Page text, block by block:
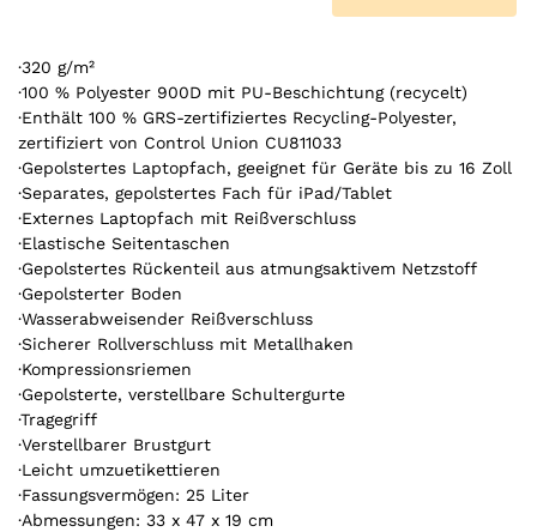
r
t
i
k
e
l
.
Y
o
u
r
t
o
t
a
l
i
s
·320 g/m²
·100 % Polyester 900D mit PU-Beschichtung (recycelt)
·Enthält 100 % GRS-zertifiziertes Recycling-Polyester,
zertifiziert von Control Union CU811033
·Gepolstertes Laptopfach, geeignet für Geräte bis zu 16 Zoll
·Separates, gepolstertes Fach für iPad/Tablet
·Externes Laptopfach mit Reißverschluss
·Elastische Seitentaschen
·Gepolstertes Rückenteil aus atmungsaktivem Netzstoff
·Gepolsterter Boden
·Wasserabweisender Reißverschluss
·Sicherer Rollverschluss mit Metallhaken
·Kompressionsriemen
·Gepolsterte, verstellbare Schultergurte
·Tragegriff
·Verstellbarer Brustgurt
·Leicht umzuetikettieren
·Fassungsvermögen: 25 Liter
·Abmessungen: 33 x 47 x 19 cm